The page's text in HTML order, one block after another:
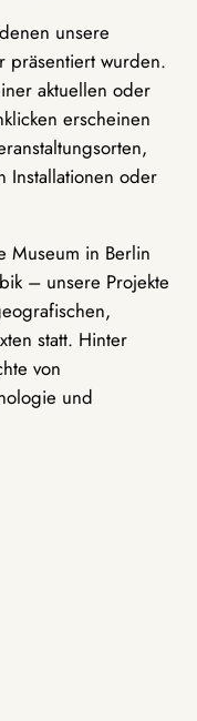
unsere
präsentiert wurden.
aktuellen oder
erscheinen
Installationen oder
Museum in Berlin
– unsere Projekte
statt. Hinter
von
und